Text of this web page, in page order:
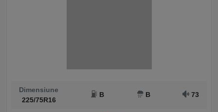
Dimensiune
225/75R16
B B 73